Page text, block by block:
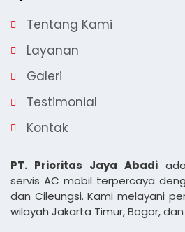
Tentang Kami
Layanan
Galeri
Testimonial
Kontak
PT. Prioritas Jaya Abadi
servis AC mobil terpercaya
dan Cileungsi. Kami melayani
wilayah Jakarta Timur, Bogor,